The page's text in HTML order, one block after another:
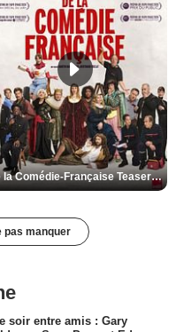
De la Comédie-Française Teaser VF
pas manquer
soir entre amis : Gary